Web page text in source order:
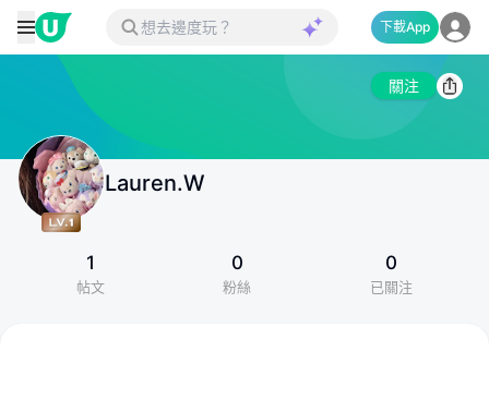
下載App
關注
Lauren.W
1
帖文
0
粉絲
0
已關注